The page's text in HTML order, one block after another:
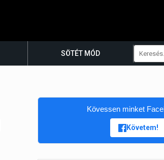
SÖTÉT MÓD
Kövessen minket
Követem!